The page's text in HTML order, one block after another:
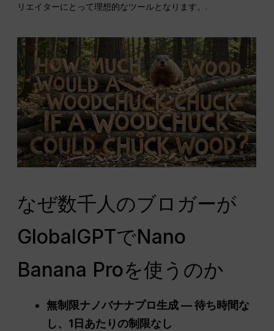
リエイターにとって理想的なツールとなります。.
なぜ数千人のブロガーが
GlobalGPTでNano
Banana Proを使うのか
無制限ナノバナナプロ生成 — 待ち時間な
し、1日あたりの制限なし